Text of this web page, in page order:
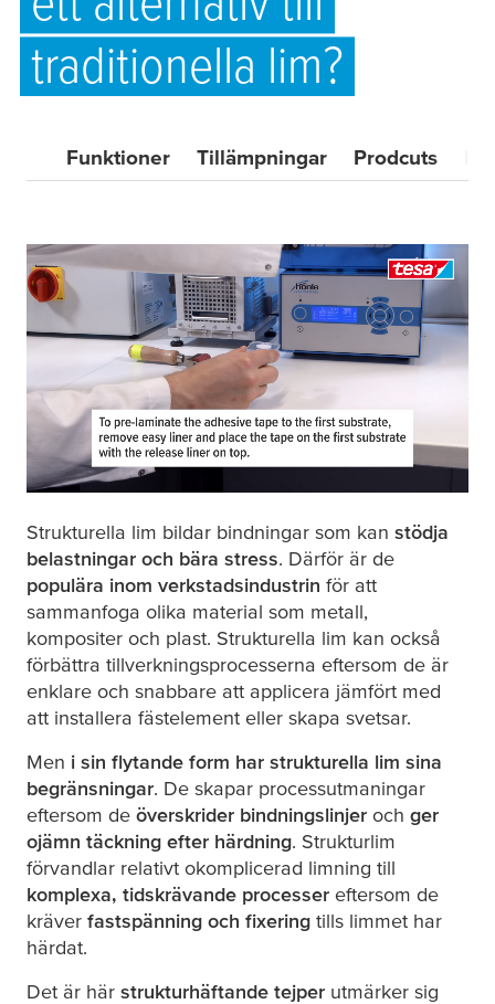
traditionella lim?
Funktioner Tillämpningar Prodcuts
Strukturella lim bildar bindningar som kan stödja
belastningar och bära stress. Därför är de
populära inom verkstadsindustrin för att
sammanfoga olika material som metall,
kompositer och plast. Strukturella lim kan också
förbättra tillverkningsprocesserna eftersom de är
enklare och snabbare att applicera jämfört med
att installera fästelement eller skapa svetsar.
Men i sin flytande form har strukturella lim sina
begränsningar. De skapar processutmaningar
eftersom de överskrider bindningslinjer och ger
ojämn täckning efter härdning. Strukturlim
förvandlar relativt okomplicerad limning till
komplexa, tidskrävande processer eftersom de
kräver fastspänning och fixering tills limmet har
härdat.
Det är här strukturhäftande tejper utmärker sig